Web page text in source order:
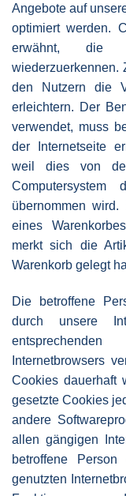
Angebote auf
optimiert werden.
erwähnt, die
wiederzuerkennen.
den Nutzern die
erleichtern. Der
verwendet, muss
der Internetseite
weil dies von
Computersystem
übernommen
eines
merkt sich die
Warenkorb gelegt
Die betroffene
durch unsere
Internetbrowsers
Cookies dauerhaft
gesetzte Cookies
andere
allen gängigen
betroffene
genutzten